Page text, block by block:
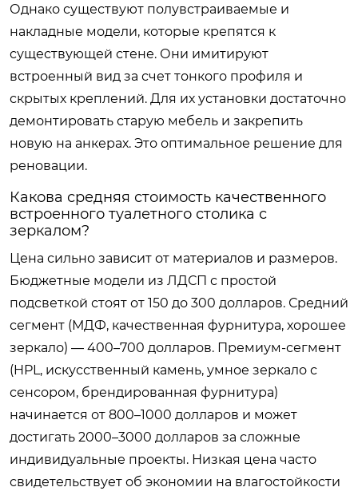
Однако существуют полувстраиваемые и
накладные модели, которые крепятся к
существующей стене. Они имитируют
встроенный вид за счет тонкого профиля и
скрытых креплений. Для их установки достаточно
демонтировать старую мебель и закрепить
новую на анкерах. Это оптимальное решение для
реновации.
Какова средняя стоимость качественного
встроенного туалетного столика с
зеркалом?
Цена сильно зависит от материалов и размеров.
Бюджетные модели из ЛДСП с простой
подсветкой стоят от 150 до 300 долларов. Средний
сегмент (МДФ, качественная фурнитура, хорошее
зеркало) — 400–700 долларов. Премиум-сегмент
(HPL, искусственный камень, умное зеркало с
сенсором, брендированная фурнитура)
начинается от 800–1000 долларов и может
достигать 2000–3000 долларов за сложные
индивидуальные проекты. Низкая цена часто
свидетельствует об экономии на влагостойкости